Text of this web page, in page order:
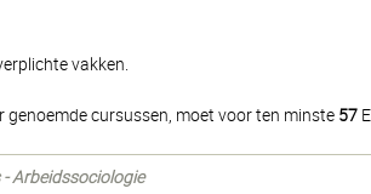
vakken.
genoemde cursussen, moet voor ten minste 57
- Arbeidssociologie